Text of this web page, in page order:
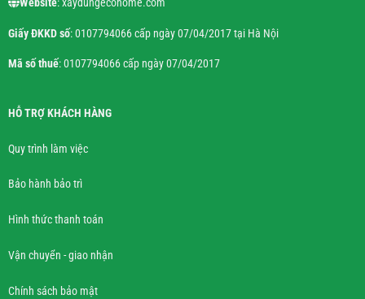
Website: xaydungecohome.com
Giấy ĐKKD số: 0107794066 cấp ngày 07/04/2017 tại Hà Nội
Mã số thuế: 0107794066 cấp ngày 07/04/2017
HỖ TRỢ KHÁCH HÀNG
Quy trình làm việc
Bảo hành bảo trì
Hình thức thanh toán
Vận chuyển - giao nhận
Chính sách bảo mật